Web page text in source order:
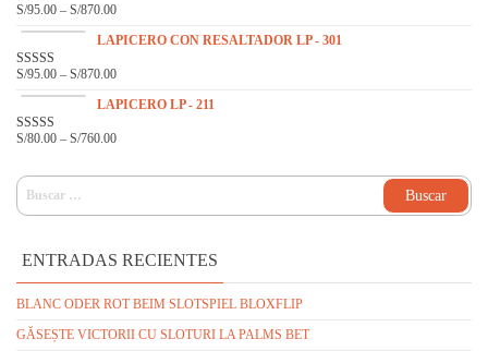
DE 5
VALOR
DE 5
S/95.00 – S/870.00
LAPICERO CON RESALTADOR LP - 301
VALO
3.00
DE 5
S/95.00 – S/870.00
LAPICERO LP - 211
VALOR
DE 5
S/80.00 – S/760.00
BUSCAR:
ENTRADAS RECIENTES
BLANC ODER ROT BEIM SLOTSPIEL BLOXFLIP
GĂSEȘTE VICTORII CU SLOTURI LA PALMS BET